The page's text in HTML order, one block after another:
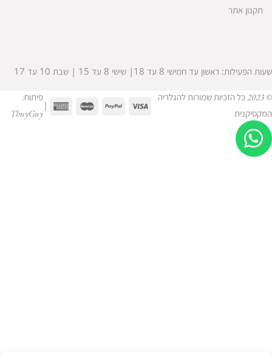
תקנון אתר
שעות הפעילות: ראשון עד חמישי 8 עד 18| שישי 8 עד 15 | שבת 10 עד 17
© 2023 כל הזכיות שמורות להגלריה
המקסיקנית
|
פיתוח:
ThuyGuy